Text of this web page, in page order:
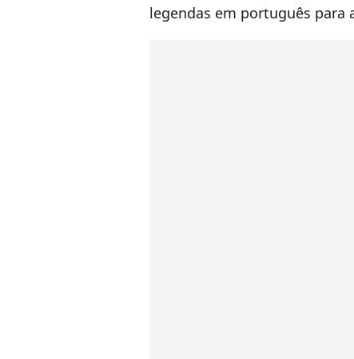
legendas em português para